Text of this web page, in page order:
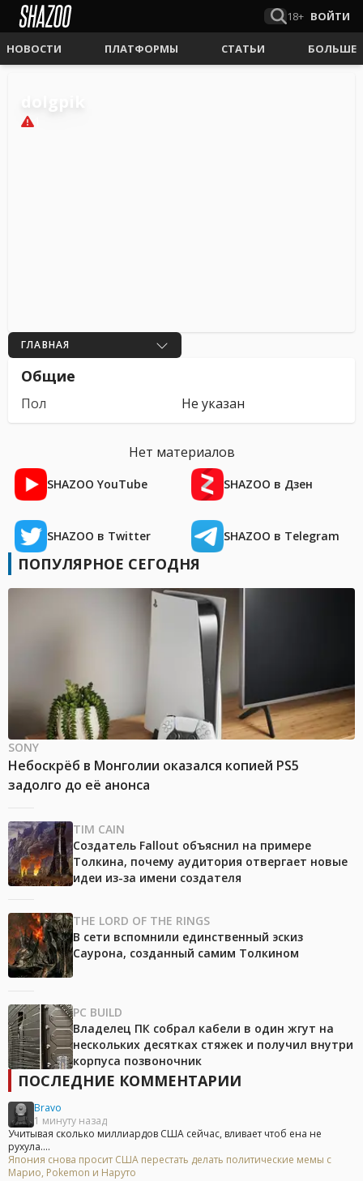
18+ ВОЙТИ
НОВОСТИ ПЛАТФОРМЫ СТАТЬИ БОЛЬШЕ
ГЛАВНАЯ
Общие
Пол Не указан
Нет материалов
SHAZOO YouTube SHAZOO в Дзен
SHAZOO в Twitter SHAZOO в Telegram
ПОПУЛЯРНОЕ СЕГОДНЯ
SONY
Небоскрёб в Монголии оказался копией PS5
задолго до её анонса
TIM CAIN
Создатель Fallout объяснил на примере
Толкина, почему аудитория отвергает новые
идеи из-за имени создателя
THE LORD OF THE RINGS
В сети вспомнили единственный эскиз
Саурона, созданный самим Толкином
PC BUILD
Владелец ПК собрал кабели в один жгут на
нескольких десятках стяжек и получил внутри
корпуса позвоночник
ПОСЛЕДНИЕ КОММЕНТАРИИ
Bravo
1 минуту назад
Учитывая сколько миллиардов США сейчас, вливает чтоб ена не
рухула....
Япония снова просит США перестать делать политические мемы с
Марио, Pokemon и Наруто